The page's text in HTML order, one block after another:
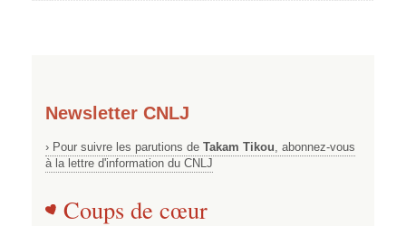
Newsletter CNLJ
› Pour suivre les parutions de Takam Tikou , abonnez-vous
à la lettre d'information du CNLJ
Coups de cœur